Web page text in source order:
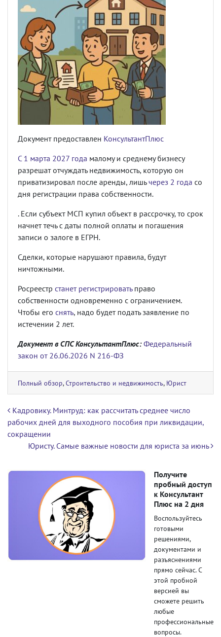
Документ предоставлен КонсультантПлюс
С 1 марта 2027 года малому и среднему бизнесу
разрешат отчуждать недвижимость, которую он
приватизировал после аренды, лишьчерез 2 года со
дня регистрации права собственности.
. Если субъект МСП купил объект в рассрочку, то срок
начнет течь с даты полной оплаты и погашения
записи о залоге в ЕГРН.
Сделки, которые нарушают правила, будут
ничтожными.
Росреестр станет регистрироватьправо
собственности одновременно с ограничением.
Чтобы его снять, надо будет подать заявление по
истечении 2 лет.
Документ в СПС КонсультантПлюс: Федеральный
закон от 26.06.2026 N 216-ФЗ
Полный обзор,Строительство и недвижимость, Юрист
Навигация по записям
Кадровику. Минтруд: как рассчитать среднее число
рабочих дней для выходного пособия при ликвидации,
сокращении
Юристу. Самые важные новости для юриста за июнь
Получите
пробный доступ
к Консультант
Плюс на 2 дня
Воспользуйтесь
готовыми
решениями,
документами и
разъяснениями
прямо сейчас. С
этой пробной
версией вы
сможете решить
любые
профессиональные
вопросы.